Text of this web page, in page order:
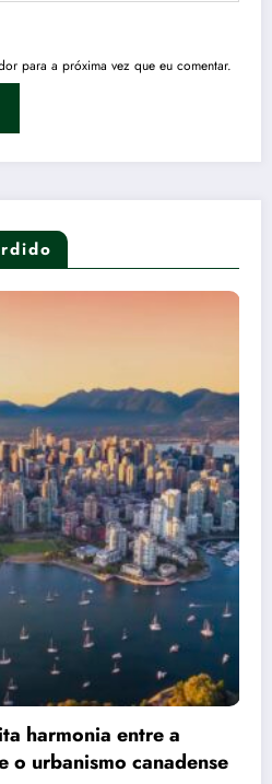
para a próxima vez que eu comentar.
Agenda Cultural
Agosto de 2026